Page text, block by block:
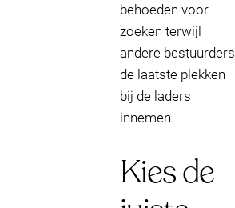
behoeden voor
zoeken terwijl
andere bestuurders
de laatste plekken
bij de laders
innemen.
Kies de